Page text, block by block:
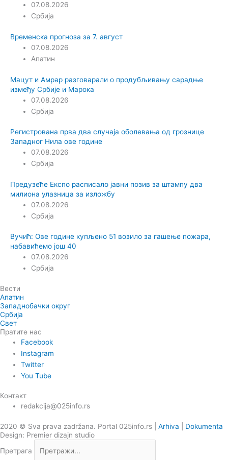
07.08.2026
Србија
Временска прогноза за 7. август
07.08.2026
Апатин
Мацут и Амрар разговарали о продубљивању сарадње
између Србије и Марока
07.08.2026
Србија
Регистрована прва два случаја оболевања од грознице
Западног Нила ове године
07.08.2026
Србија
Предузеће Експо расписало јавни позив за штампу два
милиона улазница за изложбу
07.08.2026
Србија
Вучић: Ове године купљено 51 возило за гашење пожара,
набавићемо још 40
07.08.2026
Србија
Вести
Апатин
Западнобачки округ
Србија
Свет
Пратите нас
Facebook
Instagram
Twitter
You Tube
Контакт
redakcija@025info.rs
2020 © Sva prava zadržana. Portal 025info.rs | Arhiva
Dokumenta
Design: Premier dizajn studio
Претрага